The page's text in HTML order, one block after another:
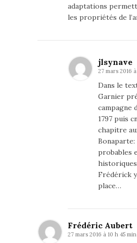
adaptations
les propriétés de
jlsynave
27 mars 2016
Dans le
Garnier
campagne
1797 puis
chapitre
probables
Frédérick
place…
Frédéric Aubert
27 mars 2016 à 10 h 45 min